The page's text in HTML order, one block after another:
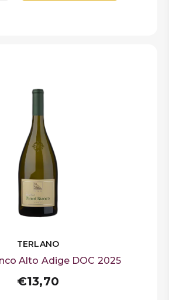
TERLANO
Alto Adige DOC 2025
€13,70